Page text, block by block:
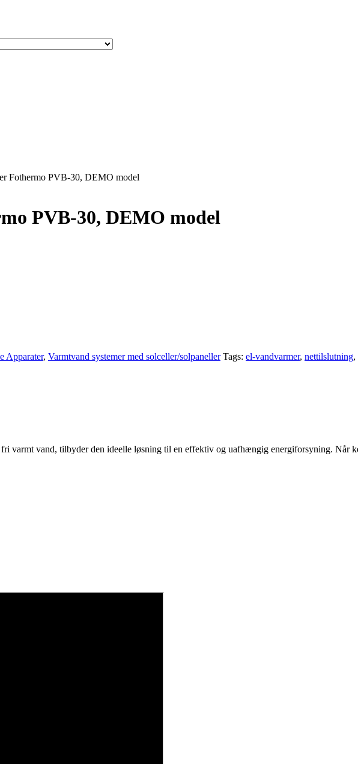
Fothermo PVB-30, DEMO model
PVB-30, DEMO model
Apparater, Varmtvand systemer med solceller/solpaneller Tags: el-vandvarmer, nettilslutning,
vand, tilbyder den ideelle løsning til en effektiv og uafhængig energiforsyning. Når